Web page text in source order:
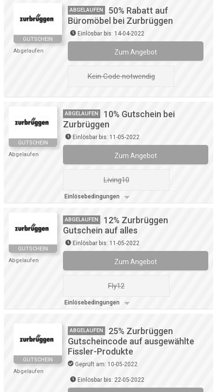
GUTSCHEIN
Abgelaufen
ABGELAUFEN
50% Rabatt auf
Büromöbel bei Zurbrüggen
Einlösbar bis: 14-04-2022
Zum Angebot
Kein Code notwendig
GUTSCHEIN
Abgelaufen
ABGELAUFEN
10% Gutschein bei
Zurbrüggen
Einlösbar bis: 11-05-2022
Zum Angebot
Living10
Einlösebedingungen
GUTSCHEIN
Abgelaufen
ABGELAUFEN
12% Zurbrüggen
Gutschein auf alles
Einlösbar bis: 11-05-2022
Zum Angebot
Fly12
Einlösebedingungen
GUTSCHEIN
Abgelaufen
ABGELAUFEN
25% Zurbrüggen
Gutscheincode auf ausgewählte
Fissler-Produkte
Geprüft am: 10-05-2022
Einlösbar bis: 22-05-2022